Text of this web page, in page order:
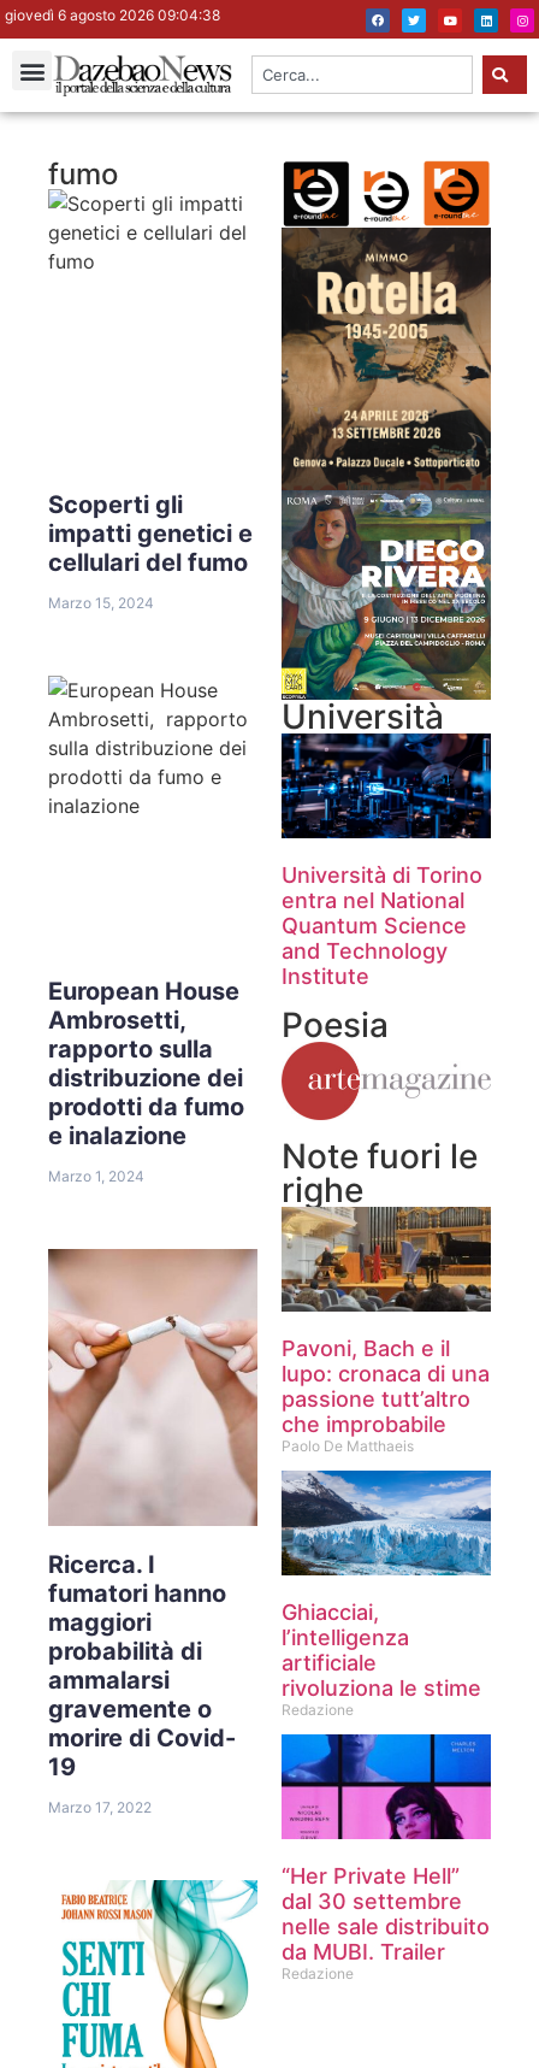
giovedì 6 agosto 2026 09:04:39
fumo
Scoperti gli
impatti genetici e
cellulari del fumo
Marzo 15, 2024
European House
Ambrosetti,
rapporto sulla
distribuzione dei
prodotti da fumo
e inalazione
Marzo 1, 2024
Ricerca. I
fumatori hanno
maggiori
probabilità di
ammalarsi
gravemente o
morire di Covid-
19
Marzo 17, 2022
Università
Università di Torino
entra nel National
Quantum Science
and Technology
Institute
Poesia
Note fuori le
righe
Pavoni, Bach e il
lupo: cronaca di una
passione tutt’altro
che improbabile
Paolo De Matthaeis
Ghiacciai,
l’intelligenza
artificiale
rivoluziona le stime
Redazione
“Her Private Hell”
dal 30 settembre
nelle sale distribuito
da MUBI. Trailer
Redazione